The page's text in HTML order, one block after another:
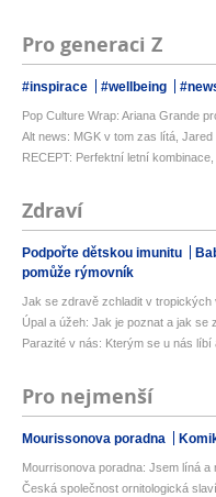
Pro generaci Z
#inspirace #wellbeing
Pop Culture Wrap: Ariana Grande
Alt news: MGK v tom zas lítá, Jared
RECEPT: Perfektní letní
Zdraví
Podpořte dětskou imunitu
pomůže rýmovník
Jak se zdravě zchladit v tropických
Úpal a úžeh: Jak je poznat a jak se
Parazité v nás: Kterým se u nás líbí
Pro nejmenší
Mourissonova poradna
Mourrisonova poradna: Jsem líná a
Česká společnost ornitologická